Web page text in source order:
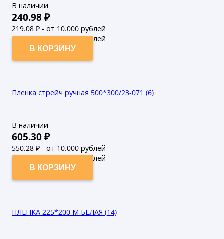
В наличии
240.98₽
219.08 ₽ - от 10.000 рублей
199.16₽ - от 50.000 рублей
В КОРЗИНУ
Пленка стрейч ручная 500*300/23-071 (6)
В наличии
605.30₽
550.28 ₽ - от 10.000 рублей
500.25₽ - от 50.000 рублей
В КОРЗИНУ
ПЛЕНКА 225*200 М БЕЛАЯ (14)